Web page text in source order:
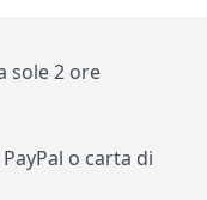
sole 2 ore
o carta di